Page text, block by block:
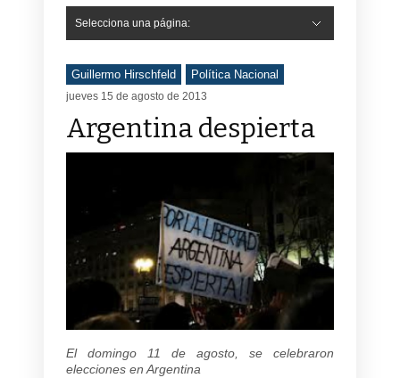
Selecciona una página:
Guillermo Hirschfeld Política Nacional
jueves 15 de agosto de 2013
Argentina despierta
El domingo 11 de agosto, se celebraron
elecciones en Argentina